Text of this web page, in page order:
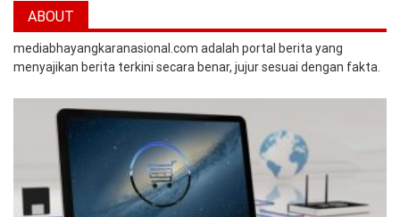
ABOUT
mediabhayangkaranasional.com adalah portal berita yang
menyajikan berita terkini secara benar, jujur sesuai dengan fakta.